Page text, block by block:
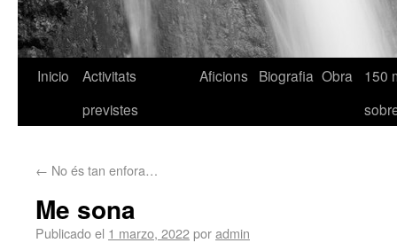
Inicio
Activitats
previstes
Aficions Biografia Obra
150
← No és tan enfora…
Me sona
Publicado el 1 marzo, 2022poradmin